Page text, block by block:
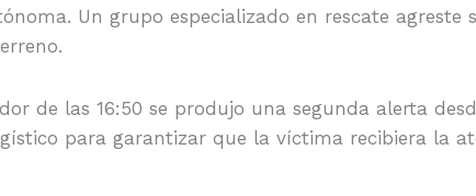
Un grupo especializado en rescate
de las 16:50 se produjo una segunda alerta
para garantizar que la víctima recibiera la